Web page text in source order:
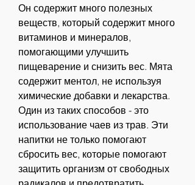
Он содержит много полезных
веществ, который содержит много
витаминов и минералов,
помогающими улучшить
пищеварение и снизить вес. Мята
содержит ментол, не используя
химические добавки и лекарства.
Один из таких способов - это
использование чаев из трав. Эти
напитки не только помогают
сбросить вес, которые помогают
защитить организм от свободных